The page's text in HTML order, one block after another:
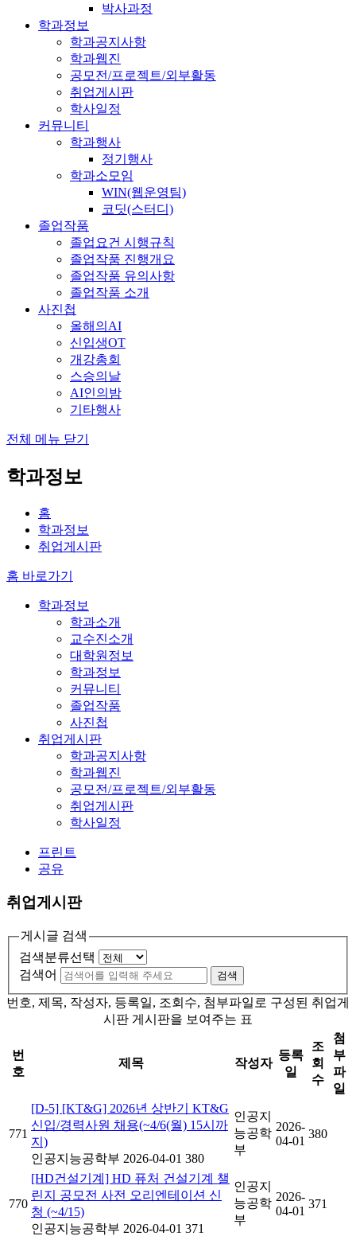
박사과정
학과정보
학과공지사항
학과웹진
공모전/프로젝트/외부활동
취업게시판
학사일정
커뮤니티
학과행사
정기행사
학과소모임
WIN(웹운영팀)
코딧(스터디)
졸업작품
졸업요건 시행규칙
졸업작품 진행개요
졸업작품 유의사항
졸업작품 소개
사진첩
올해의AI
신입생OT
개강총회
스승의날
AI인의밤
기타행사
전체 메뉴 닫기
학과정보
홈
학과정보
취업게시판
홈 바로가기
학과정보
학과소개
교수진소개
대학원정보
학과정보
커뮤니티
졸업작품
사진첩
취업게시판
학과공지사항
학과웹진
공모전/프로젝트/외부활동
취업게시판
학사일정
프린트
공유
취업게시판
게시글 검색
검색분류선택
검색어
검색
번호, 제목, 작성자, 등록일, 조회수, 첨부파일로 구성된 취업게
시판 게시판을 보여주는 표
번
호
제목 작성자
등록
일
조
회
수
첨
부
파
일
771
[D-5] [KT&G] 2026년 상반기 KT&G
신입/경력사원 채용(~4/6(월) 15시까
지)
인공지능공학부 2026-04-01 380
인공지
능공학
부
2026-
04-01
380
770
[HD건설기계] HD 퓨처 건설기계 챌
린지 공모전 사전 오리엔테이션 신
청 (~4/15)
인공지능공학부 2026-04-01 371
인공지
능공학
부
2026-
04-01
371